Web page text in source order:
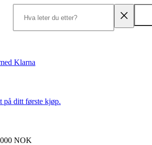
Klarna
på ditt første kjøp.
NOK